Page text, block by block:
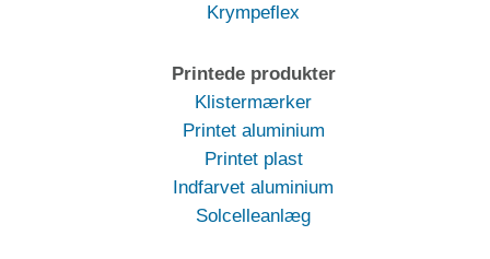
Krympeflex
Printede produkter
Klistermærker
Printet aluminium
Printet plast
Indfarvet aluminium
Solcelleanlæg